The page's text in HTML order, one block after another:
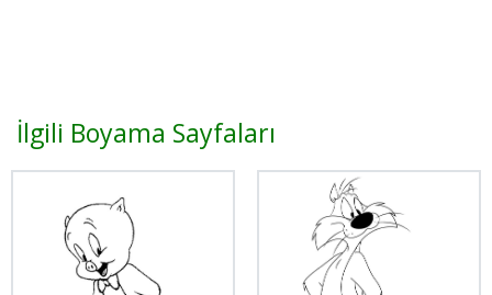
İlgili Boyama Sayfaları